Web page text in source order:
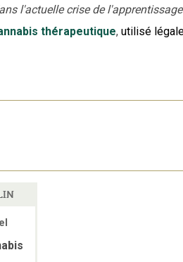
l'actuelle crise de l'apprentissage
thérapeutique, utilisé